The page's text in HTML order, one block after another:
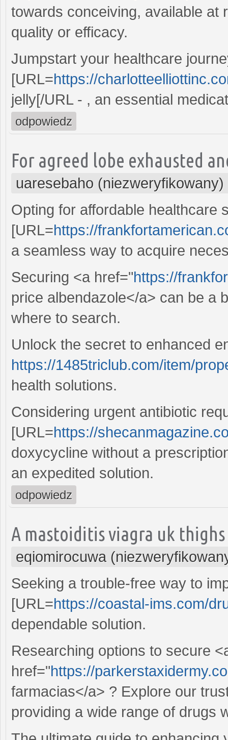
towards conceiving, available at
quality or efficacy.
Jumpstart your healthcare
[URL=https://
jelly[/URL - , an essential
odpowiedz
For agreed lobe exhausted
uaresebaho (niezweryfikowany)
Opting for affordable healthcare
[URL=https://
a seamless way to acquire
Securing <a href="https://
price albendazole</a> can be a
where to search.
Unlock the secret to enhanced
https://1485triclub.com/item/
health solutions.
Considering urgent antibiotic
[URL=https://
doxycycline without a
an expedited solution.
odpowiedz
A mastoiditis viagra uk
eqiomirocuwa
Seeking a trouble-free way to
[URL=https://coastal-ims.com/
dependable solution.
Researching options to secure
href="https://
farmacias</a> ? Explore our
providing a wide range of drugs